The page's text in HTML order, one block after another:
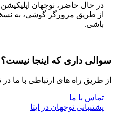
از طریق مرورگر گوشی، به
باشی.
سوالی داری که اینجا نیست؟
از طریق راه های ارتباطی با ما
تماس با ما
پشتیبانی نوجهان در ایتا